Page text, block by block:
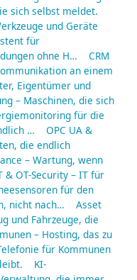
sich selbst meldet.
und Geräte
für
ohne H…
CRM
an einem
Eigentümer und
– Maschinen, die sich
für die
…
OPC UA &
die endlich
– Wartung, wenn
& OT-Security – IT für
für den
nicht nach…
Asset
und Fahrzeuge, die
– Hosting, das zu
für Kommunen
KI-